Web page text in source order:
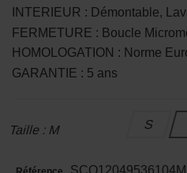
INTERIEUR : Démontable,
FERMETURE : Boucle
HOMOLOGATION : Norme
GARANTIE : 5 ans
Taille : M S